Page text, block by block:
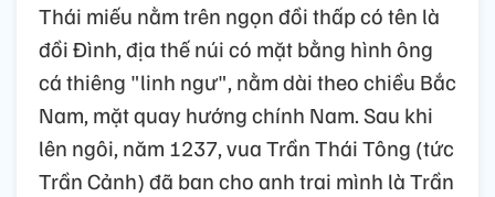
Thái miếu nằm trên ngọn đồi thấp có tên là
đồi Đình, địa thế núi có mặt bằng hình ông
cá thiêng "linh ngư", nằm dài theo chiều Bắc
Nam, mặt quay hướng chính Nam. Sau khi
lên ngôi, năm 1237, vua Trần Thái Tông (tức
Trần Cảnh) đã ban cho anh trai mình là Trần